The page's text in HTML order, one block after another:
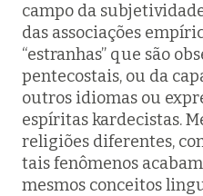
campo da
das associações
“estranhas” que são
pentecostais, ou da
outros idiomas ou
espíritas kardecistas.
religiões diferentes,
tais fenômenos
mesmos conceitos